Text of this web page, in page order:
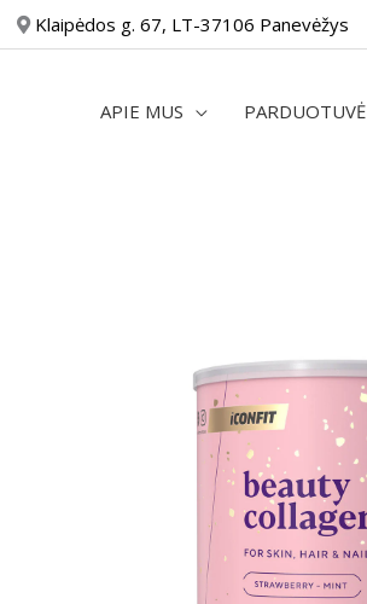
Klaipėdos g. 67, LT-37106 Panevėžys
APIE MUS PARDUOTUVĖ